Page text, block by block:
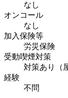
なし
オンコール
なし
加入保険等
労災保険
受動喫煙対策
対策あり（
経験
不問